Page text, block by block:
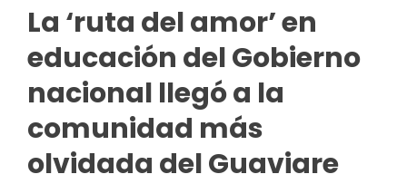
La ‘ruta del amor’ en
educación del Gobierno
nacional llegó a la
comunidad más
olvidada del Guaviare